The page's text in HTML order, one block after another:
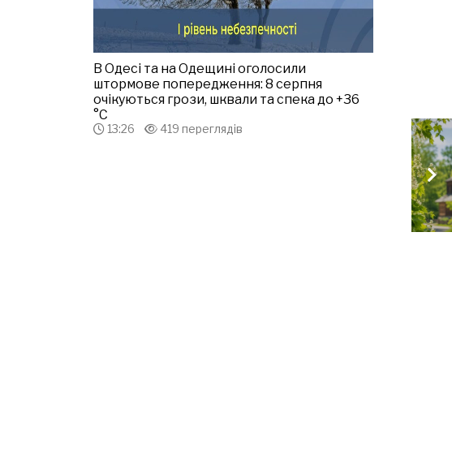
В Одесі та на Одещині оголосили
штормове попередження: 8 серпня
очікуються грози, шквали та спека до +36
°С
13:26 419 переглядів